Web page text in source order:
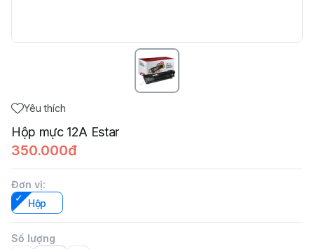
Yêu thích
Hộp mực 12A Estar
350.000đ
Đơn vị:
Hộp
Số lượng